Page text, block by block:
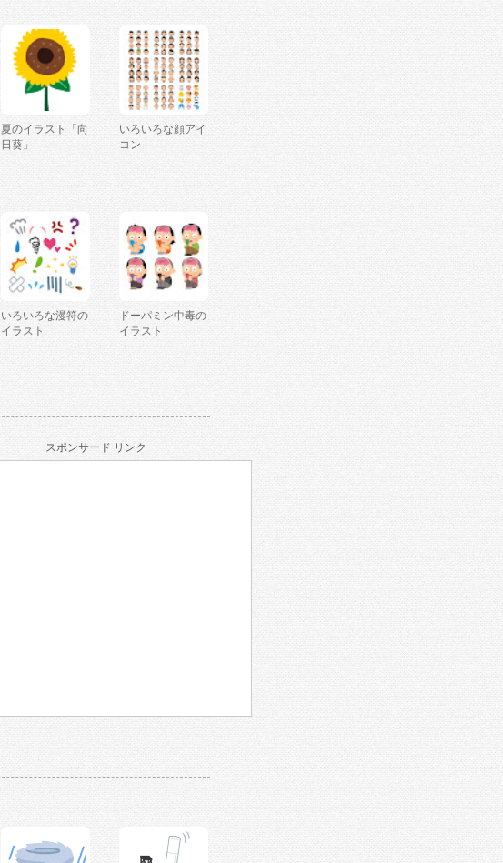
夏のイラスト「向
日葵」
いろいろな顔アイ
コン
いろいろな漫符の
イラスト
ドーパミン中毒の
イラスト
スポンサード リンク